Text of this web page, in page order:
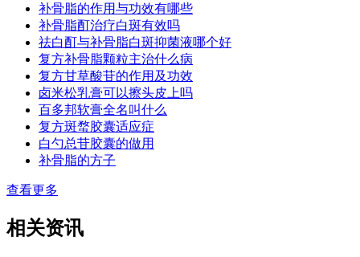
补骨脂的作用与功效有哪些
补骨脂酊治疗白斑有效吗
祛白酊与补骨脂白斑抑菌液哪个好
复方补骨脂颗粒主治什么病
复方甘草酸苷的作用及功效
卤米松乳膏可以擦头皮上吗
百多邦软膏全名叫什么
复方斑蝥胶囊适应症
白勺总苷胶囊的做用
补骨脂的方子
查看更多
相关资讯